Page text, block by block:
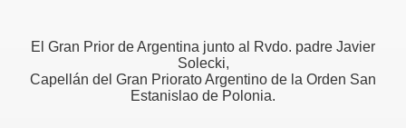
El Gran Prior de Argentina junto al Rvdo. padre Javier
Solecki,
Capellán del Gran Priorato Argentino de la Orden San
Estanislao de Polonia.